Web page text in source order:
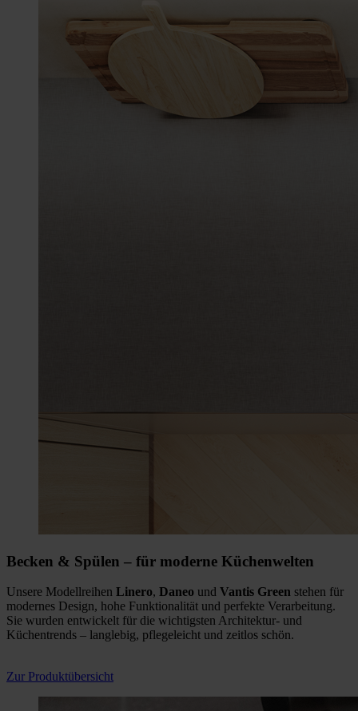
Becken & Spülen – für moderne Küchenwelten
Unsere Modellreihen Linero, Daneo und Vantis Green stehen für
modernes Design, hohe Funktionalität und perfekte Verarbeitung.
Sie wurden entwickelt für die wichtigsten Architektur- und
Küchentrends – langlebig, pflegeleicht und zeitlos schön.
Zur Produktübersicht